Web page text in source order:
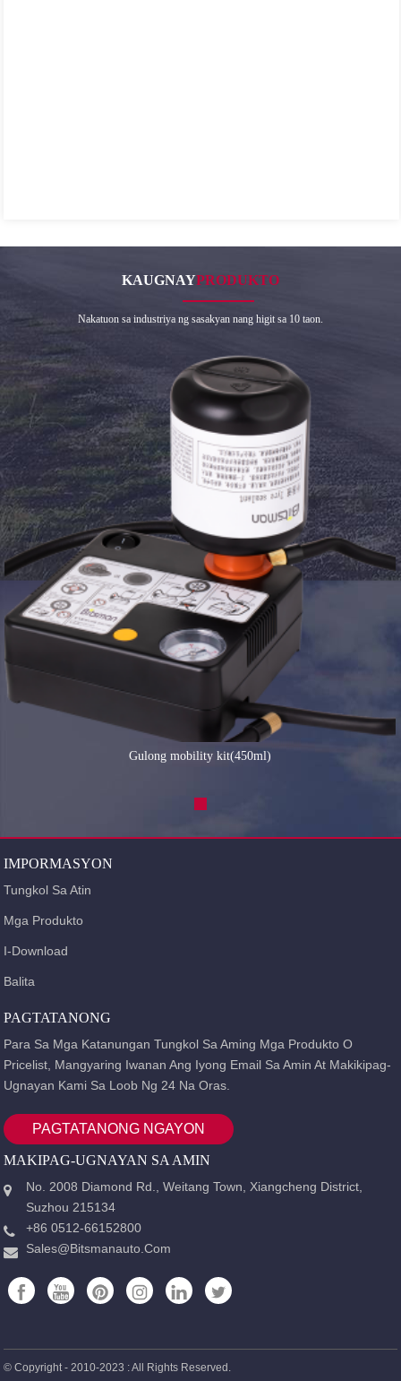
KAUGNAYPRODUKTO
Nakatuon sa industriya ng sasakyan nang higit sa 10 taon.
Gulong mobility kit(450ml)
IMPORMASYON
Tungkol Sa Atin
Mga Produkto
I-Download
Balita
PAGTATANONG
Para Sa Mga Katanungan Tungkol Sa Aming Mga Produkto O
Pricelist, Mangyaring Iwanan Ang Iyong Email Sa Amin At Makikipag-
Ugnayan Kami Sa Loob Ng 24 Na Oras.
PAGTATANONG NGAYON
MAKIPAG-UGNAYAN SA AMIN
No. 2008 Diamond Rd., Weitang Town, Xiangcheng District,
Suzhou 215134
+86 0512-66152800
Sales@bitsmanauto.com
© Copyright - 2010-2023 : All Rights Reserved.